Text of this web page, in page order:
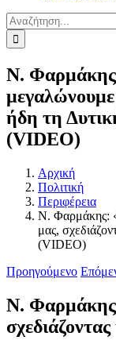
Αναζήτηση
για:
Ν.
μεγαλώνουμε
ήδη τη
(VIDEO)
Αρχική
Πολιτική
Περιφέρεια
Ν. Φαρμάκης:
μας,
(VIDEO)
Προηγούμενο
Ν. Φαρμάκης: